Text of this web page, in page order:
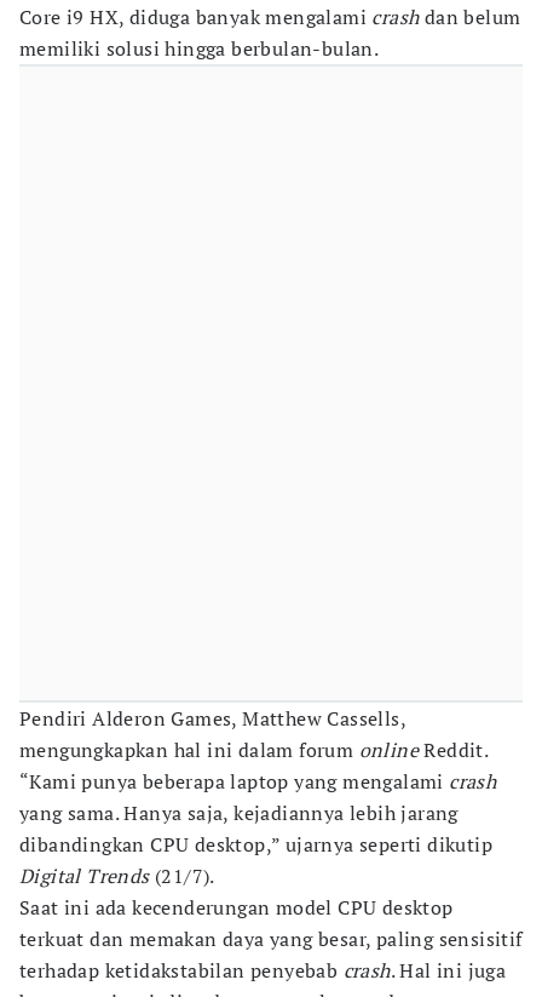
Core i9 HX, diduga banyak mengalami crashdan belum
memiliki solusi hingga berbulan-bulan.
Pendiri Alderon Games, Matthew Cassells,
mengungkapkan hal ini dalam forum onlineReddit.
“Kami punya beberapa laptop yang mengalami crash
yang sama. Hanya saja, kejadiannya lebih jarang
dibandingkan CPU desktop,” ujarnya seperti dikutip
Digital Trends(21/7).
Saat ini ada kecenderungan model CPU desktop
terkuat dan memakan daya yang besar, paling sensisitif
terhadap ketidakstabilan penyebab crash. Hal ini juga